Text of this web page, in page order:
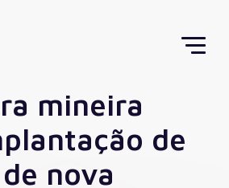
mineira
de
nova